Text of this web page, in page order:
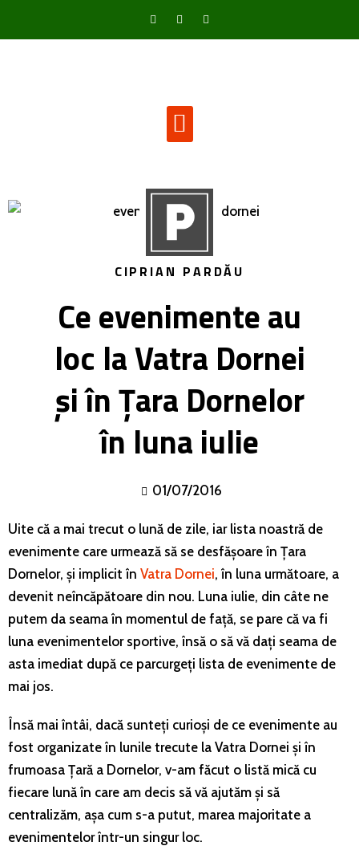
CIPRIAN PARDĂU
Ce evenimente au
loc la Vatra Dornei
și în Țara Dornelor
în luna iulie
01/07/2016
Uite că a mai trecut o lună de zile, iar lista noastră de
evenimente care urmează să se desfășoare în Țara
Dornelor, și implicit în Vatra Dornei, în luna următoare, a
devenit neîncăpătoare din nou. Luna iulie, din câte ne
putem da seama în momentul de față, se pare că va fi
luna evenimentelor sportive, însă o să vă dați seama de
asta imediat după ce parcurgeți lista de evenimente de
mai jos.
Însă mai întâi, dacă sunteți curioși de ce evenimente au
fost organizate în lunile trecute la Vatra Dornei și în
frumoasa Țară a Dornelor, v-am făcut o listă mică cu
fiecare lună în care am decis să vă ajutăm și să
centralizăm, așa cum s-a putut, marea majoritate a
evenimentelor într-un singur loc.